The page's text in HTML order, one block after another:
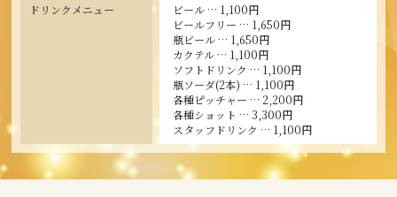
ドリンクメニュー
ビール … 1,100円
ビールフリー … 1,650円
瓶ビール … 1,650円
カクテル … 1,100円
ソフトドリンク … 1,100円
瓶ソーダ(2本) … 1,100円
各種ピッチャー … 2,200円
各種ショット … 3,300円
スタッフドリンク … 1,100円